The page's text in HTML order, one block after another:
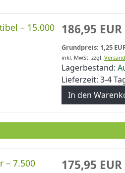
– 15.000
186,95 EUR
Grundpreis: 1,25
inkl. MwSt. zzgl. Versand
Lagerbestand:
Lieferzeit: 3-4
– 7.500
175,95 EUR